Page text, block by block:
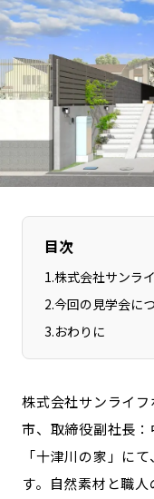
神奈川エリア
富山エリア
福井エリア
長野エリア
静岡エリア
三重エリア
京都エリア
高知エリア
佐賀エリア
熊本エリア
宮崎エリア
目次
1.株式会社サンラ
2.今回の見学会に
3.おわりに
株式会社サンライ
市、取締役副社長
「十津川の家」に
す。自然素材と職